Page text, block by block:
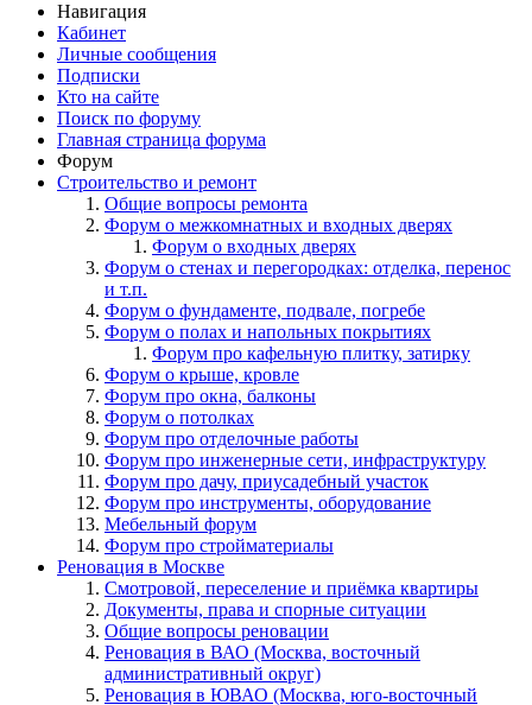
Навигация
Кабинет
Личные сообщения
Подписки
Кто на сайте
Поиск по форуму
Главная страница форума
Форум
Строительство и ремонт
Общие вопросы ремонта
Форум о межкомнатных и входных дверях
Форум о входных дверях
Форум о стенах и перегородках: отделка, перенос
и т.п.
Форум о фундаменте, подвале, погребе
Форум о полах и напольных покрытиях
Форум про кафельную плитку, затирку
Форум о крыше, кровле
Форум про окна, балконы
Форум о потолках
Форум про отделочные работы
Форум про инженерные сети, инфраструктуру
Форум про дачу, приусадебный участок
Форум про инструменты, оборудование
Мебельный форум
Форум про стройматериалы
Реновация в Москве
Смотровой, переселение и приёмка квартиры
Документы, права и спорные ситуации
Общие вопросы реновации
Реновация в ВАО (Москва, восточный
административный округ)
Реновация в ЮВАО (Москва, юго-восточный